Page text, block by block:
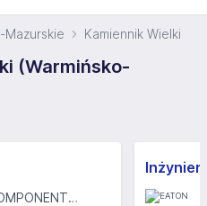
Mazurskie Kamiennik Wielki
(Warmińsko-
EATON TRUCK COMPONENTS Sp. z o.o.
Inżynier